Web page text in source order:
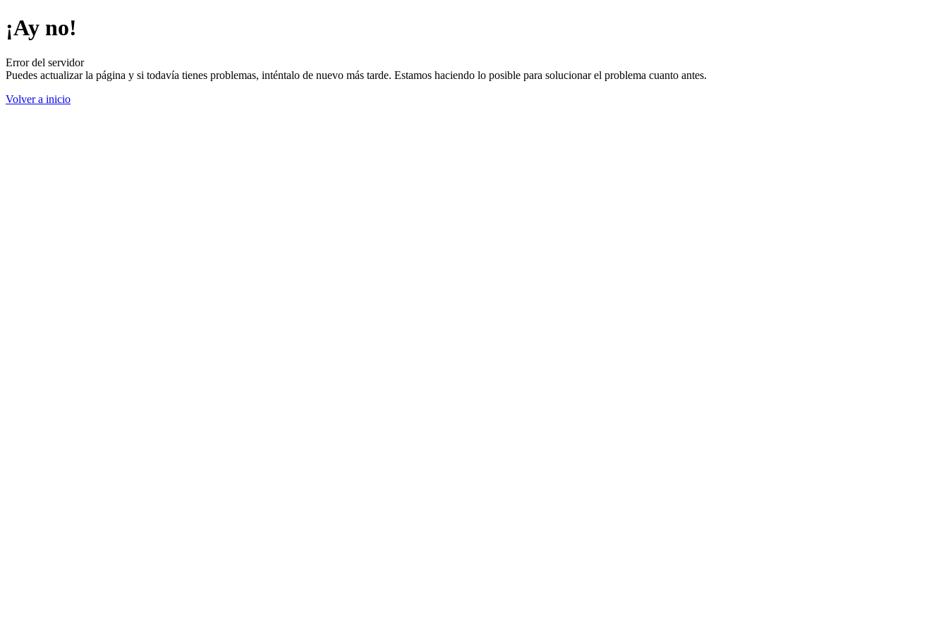
¡Ay no!
Error del servidor
Puedes actualizar la página y si todavía tienes problemas, inténtalo de nuevo más tarde. Estamos haciendo lo posible para solucionar el problema cuanto antes.
Volver a inicio